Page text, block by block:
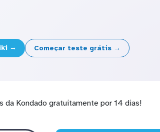
→ Começar teste grátis →
da Kondado gratuitamente por 14 dias!